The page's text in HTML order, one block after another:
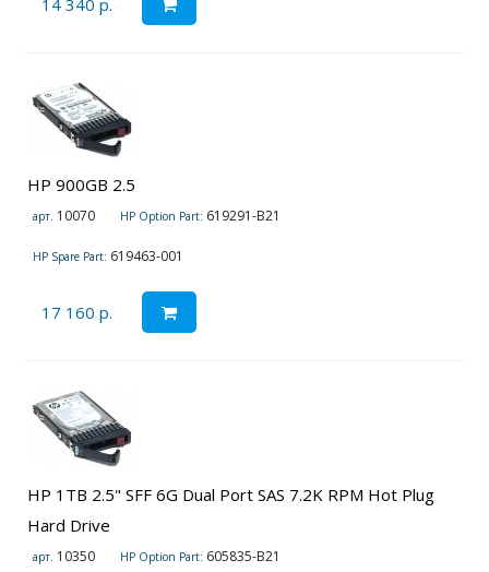
14 340 р.
HP 900GB 2.5
арт. 10070 HP Option Part: 619291-B21
HP Spare Part: 619463-001
17 160 р.
HP 1TB 2.5" SFF 6G Dual Port SAS 7.2K RPM Hot Plug
Hard Drive
арт. 10350 HP Option Part: 605835-B21